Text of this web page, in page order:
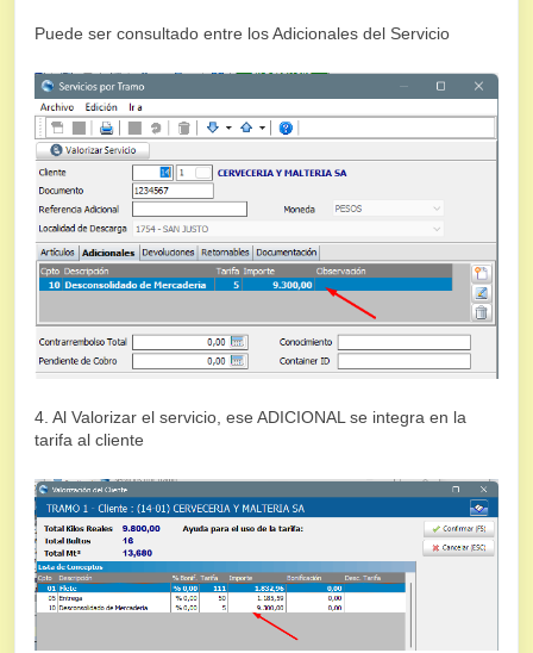
Puede ser consultado entre los Adicionales del Servicio
4. Al Valorizar el servicio, ese ADICIONAL se integra en la
tarifa al cliente